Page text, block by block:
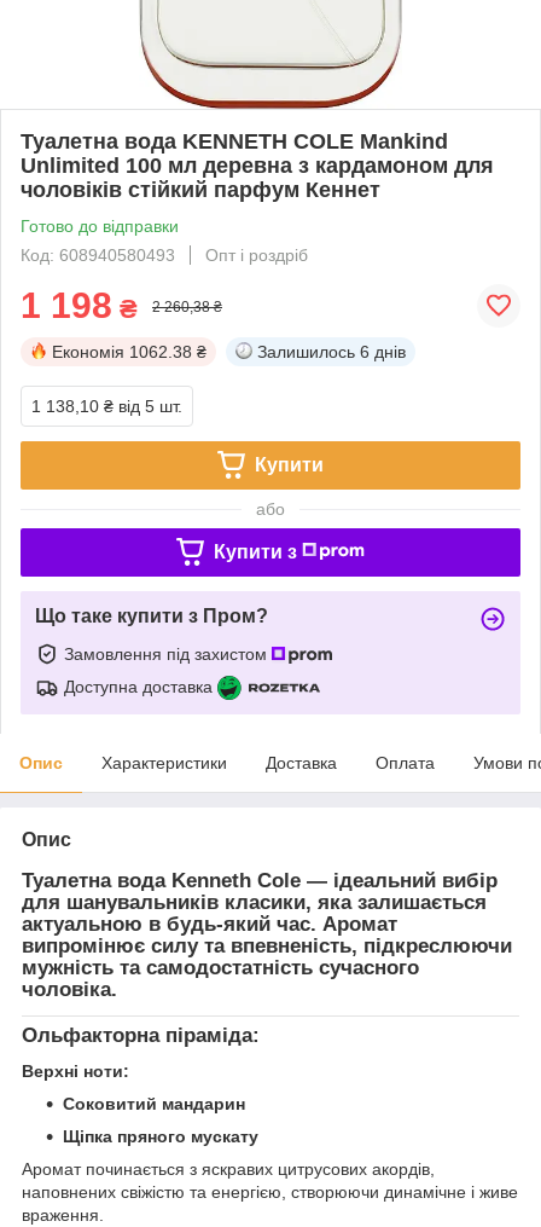
Туалетна вода KENNETH COLE Mankind
Unlimited 100 мл деревна з кардамоном для
чоловіків стійкий парфум Кеннет
Готово до відправки
Код: 608940580493
Опт і роздріб
1 198 ₴ 2 260,38 ₴
Економія 1062.38 ₴ Залишилось 6 днів
1 138,10 ₴ від 5 шт.
Купити
або
Купити з
Що таке купити з Пром?
Замовлення під захистом
Доступна доставка
Опис Характеристики Доставка Оплата Умови
Опис
Туалетна вода Kenneth Cole — ідеальний вибір
для шанувальників класики, яка залишається
актуальною в будь-який час. Аромат
випромінює силу та впевненість, підкреслюючи
мужність та самодостатність сучасного
чоловіка.
Ольфакторна піраміда:
Верхні ноти:
Соковитий мандарин
Щіпка пряного мускату
Аромат починається з яскравих цитрусових акордів,
наповнених свіжістю та енергією, створюючи динамічне і живе
враження.